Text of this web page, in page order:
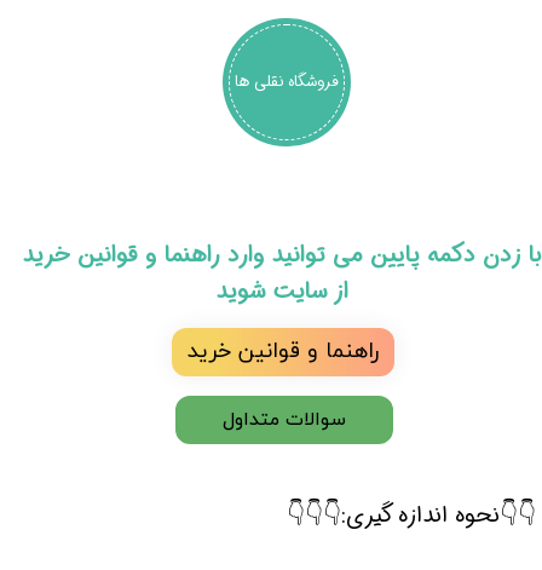
فروشگاه نقلی ها
​​با زدن دکمه پایین می توانید وارد راهنما و قوانین خرید
از سایت شوید
راهنما و قوانین خرید
👇👇نحوه اندازه گیری:👇👇👇
سوالات متداول